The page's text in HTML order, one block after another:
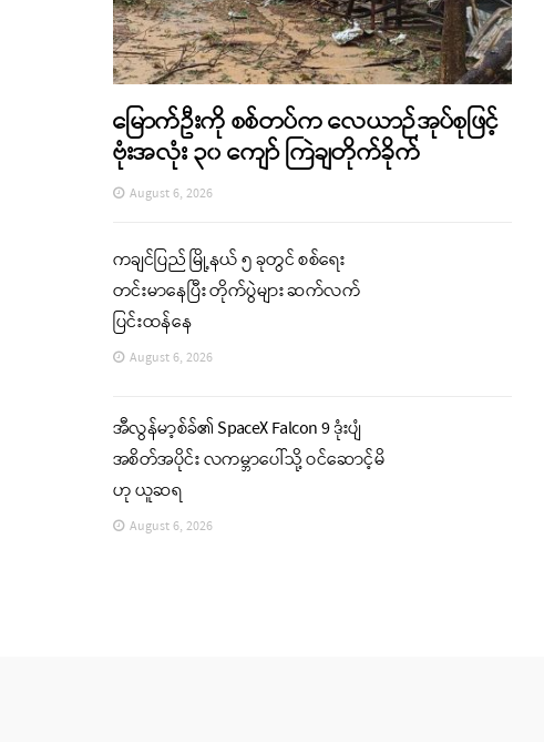
မြောက်ဦးကို စစ်တပ်က လေယာဉ်အုပ်စုဖြင့်
ဗုံးအလုံး ၃၀ ကျော် ကြဲချတိုက်ခိုက်
August 6, 2026
ကချင်ပြည် မြို့နယ် ၅ ခုတွင် စစ်ရေး
တင်းမာနေပြီး တိုက်ပွဲများ ဆက်လက်
ပြင်းထန်နေ
August 6, 2026
အီလွန်မာ့စ်ခ်၏ SpaceX Falcon 9 ဒုံးပျံ
အစိတ်အပိုင်း လကမ္ဘာပေါ်သို့ ဝင်ဆောင့်မိ
ဟု ယူဆရ
August 6, 2026